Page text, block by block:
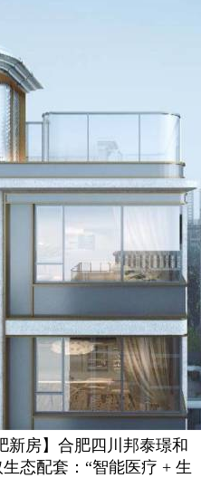
新房】合肥四川邦泰璟和
态配套：“智能医疗 + 生